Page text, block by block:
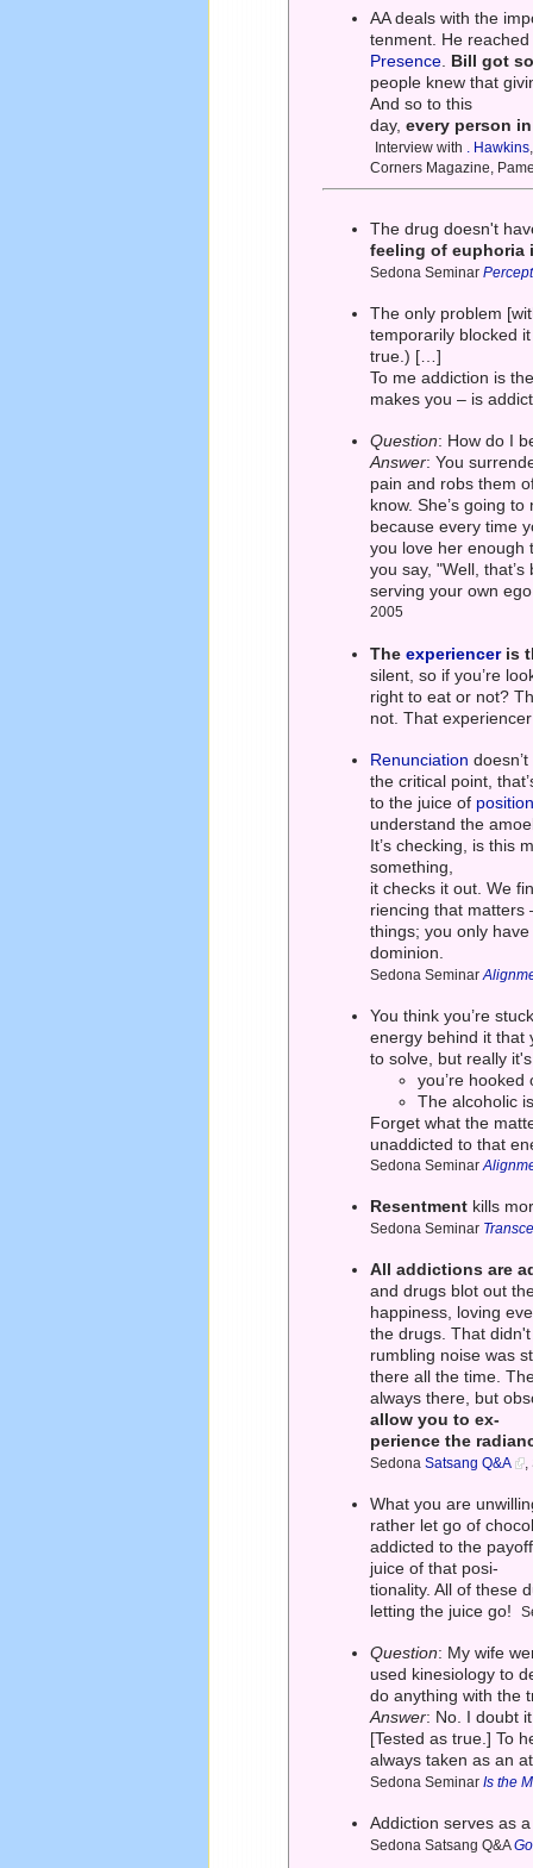
AA deals with the
tenment. He
Presence Bill got
people knew that
And so to this
day,every person
Interview with . Hawkins
Corners Magazine,
The drug doesn't
feeling of euphoria
Sedona Seminar
The only problem
temporarily blocked
true.) […]
To me addiction is
makes you – is
Question: How do I
Answer: You
pain and robs them
know. She’s going
because every time
you love her enough
you say, "Well,
serving your own
2005
Theexperienceris
silent, so if you’re
right to eat or not?
not. That
Renunciation
the critical point,
to the juice of
understand the
It’s checking, is this
something,
it checks it out. We
riencing that matters
things; you only
dominion.
Sedona Seminar
You think you’re
energy behind it that
to solve, but really
you’re
The alcoholic
Forget what the
unaddicted to that
Sedona Seminar
Resentment kills
Sedona Seminar
All addictions are
and drugs blot out
happiness, loving
the drugs. That
rumbling noise was
there all the time.
always there, but
allow you to ex-
perience the
SedonaSatsang Q&A
What you are
rather let go of
addicted to the
juice of that posi-
tionality. All of these
letting the juice go!
Question: My wife
used kinesiology to
do anything with the
Answer: No. I doubt
[Tested as true.] To
always taken as an
Sedona SeminarIs the
Addiction serves as
Sedona Satsang Q&A